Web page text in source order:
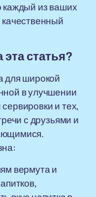
каждый из ваших
качественный
статья?
для широкой
в улучшении
и тех,
с друзьями и
вермута и